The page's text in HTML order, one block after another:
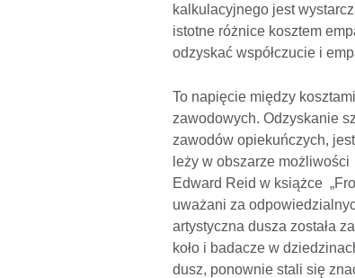
kalkulacyjnego jest
istotne różnice kosztem
odzyskać współczucie i
To napięcie między
zawodowych. Odzyskanie
zawodów opiekuńczych,
leży w obszarze
Edward Reid w książce
uważani za
artystyczna dusza została
koło i badacze w
dusz, ponownie stali się